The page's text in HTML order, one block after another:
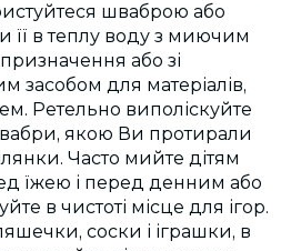
шваброю або
в теплу воду з миючим
або зі
засобом для матеріалів,
Ретельно виполіскуйте
якою Ви протирали
Часто мийте дітям
їжею і перед денним або
в чистоті місце для ігор.
соски і іграшки, в